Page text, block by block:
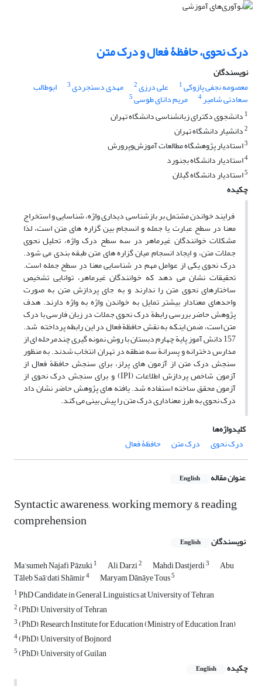
درک نحوی، حافظۀ فعال و درک متن
نویسندگان
معصومه نجفی پازوکی1 علی درزی2 مهدی دستجردی3 ابوطالب
سعادتی شامیر4 مریم دانای طوسی5
1 دانشجوی دکترای زبانشناسی دانشگاه تهران
2دانشیار دانشگاه تهران
3استادیار پژوهشگاه مطالعات آموزش‌و‌پرورش
4استادیار دانشگاه بجنورد
5استادیار دانشگاه گیلان
چکیده
فرایند خواندن مشتمل بر بازشناسی دیداری واژه، شناسایی و استخراج
معنا در سطح عبارت یا جمله و انسجام بین گزاره های متن است، لذا
مشکلات خوانندگان غیرماهر در سه سطح درک واژه، تحلیل نحوی
جملات متن، و ایجاد انسجام میان گزاره های متن طبقه بندی می شود.
درک نحوی یکی از عوامل مهم در شناسایی معنا در سطح جمله است.
تحقیقات نشان می دهد که خوانندگان غیرماهر، توانایی تشخیص
ساختارهای نحوی متن را ندارند و به جای پردازش متن به صورت
واحدهای معنادار بیشتر تمایل به خواندن واژه به واژه دارند. هدف
پژوهش حاضر بررسی رابطة درک نحوی جملات در زبان فارسی با درک
متن است، ضمن اینکه به نقش حافظة فعال در این رابطه پرداخته شد.
157 دانش آموز پایة چهارم دبستان با روش نمونه گیری چندمرحله ای از
مدارس دخترانه و پسرانة سه منطقه در تهران انتخاب شدند. به منظور
سنجش درک متن از آزمون های پرلز، برای سنجش حافظة فعال از
آزمون شاخص پردازش اطلاعات (IPI) و برای سنجش درک نحوی از
آزمون محقق ساخته استفاده شد. یافته های پژوهش حاضر نشان داد
درک نحوی به طرز معناداری درک متن را پیش بینی می کند.
کلیدواژه‌ها
درک نحوی
درک متن حافظۀ فعال
عنوان مقاله English
Syntactic awareness, working memory & reading
comprehension
نویسندگان English
Ma’sumeh Najafi Pāzuki1 Ali Darzi2 Mahdi Dastjerdi3 Abu
Tāleb Saā’dati Shāmir4 Maryam Dānāye Tous5
1PhD Candidate in General Linguistics at University of Tehran
2(PhD), University of Tehran
3(PhD), Research Institute for Education (Ministry of Education, Iran)
4(PhD), University of Bojnord
5(PhD), University of Guilan
چکیده
English